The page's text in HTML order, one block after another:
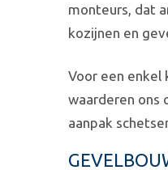
monteurs, dat
kozijnen en
Voor een enkel
waarderen ons
aanpak